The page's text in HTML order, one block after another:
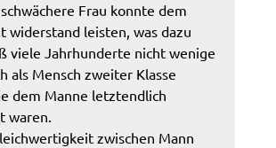
Frau konnte dem
widerstand leisten, was dazu
viele Jahrhunderte nicht wenige
als Mensch zweiter Klasse
dem Manne letztendlich
waren.
zwischen Mann